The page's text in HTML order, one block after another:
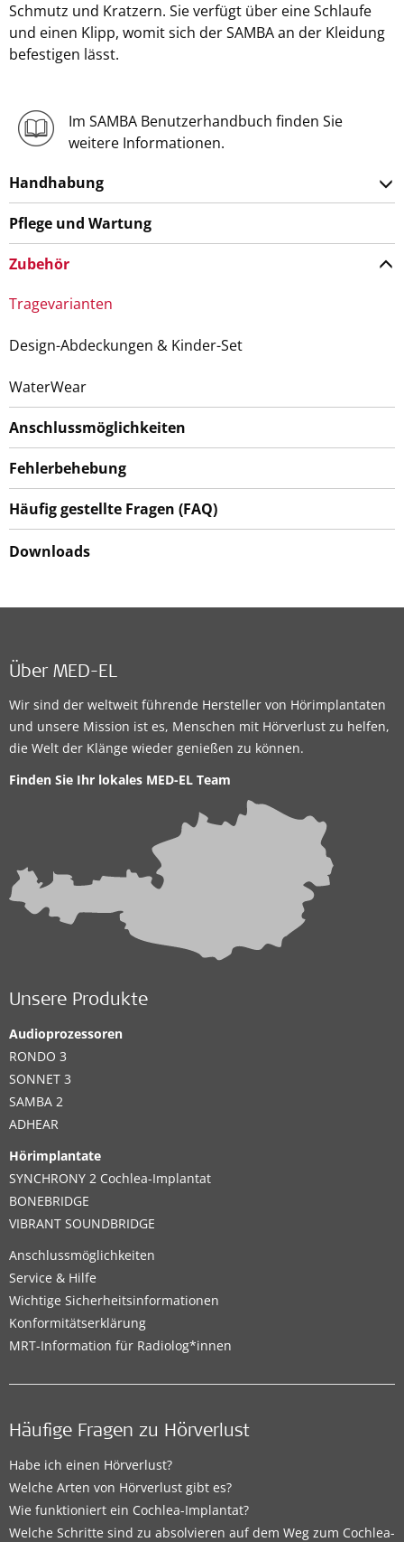
Schmutz und Kratzern. Sie verfügt über eine Schlaufe
und einen Klipp, womit sich der SAMBA an der Kleidung
befestigen lässt.
Im SAMBA Benutzerhandbuch finden Sie
weitere Informationen.
Handhabung
Pflege und Wartung
Zubehör
Tragevarianten
Design-Abdeckungen & Kinder-Set
WaterWear
Anschlussmöglichkeiten
Fehlerbehebung
Häufig gestellte Fragen (FAQ)
Downloads
Über MED-EL
Wir sind der weltweit führende Hersteller von Hörimplantaten
und unsere Mission ist es, Menschen mit Hörverlust zu helfen,
die Welt der Klänge wieder genießen zu können.
Finden Sie Ihr lokales MED-EL Team
Unsere Produkte
Audioprozessoren
RONDO 3
SONNET 3
SAMBA 2
ADHEAR
Hörimplantate
SYNCHRONY 2 Cochlea-Implantat
BONEBRIDGE
VIBRANT SOUNDBRIDGE
Anschlussmöglichkeiten
Service & Hilfe
Wichtige Sicherheitsinformationen
Konformitätserklärung
MRT-Information für Radiolog*innen
Häufige Fragen zu Hörverlust
Habe ich einen Hörverlust?
Welche Arten von Hörverlust gibt es?
Wie funktioniert ein Cochlea-Implantat?
Welche Schritte sind zu absolvieren auf dem Weg zum Cochlea-